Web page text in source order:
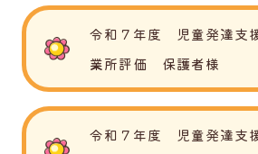
令和７年度 児童
業所評価 保護者様
令和７年度 児童